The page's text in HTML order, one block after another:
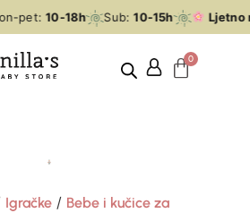
pet: 10-18h Sub: 10-15h Ljetno
Igračke / Bebe i kučice za